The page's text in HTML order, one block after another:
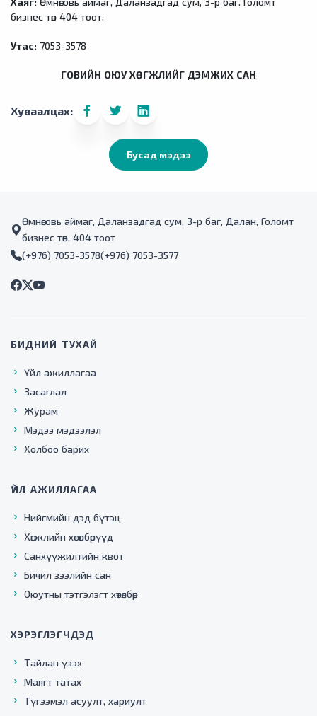
бизнес төв 404 тоот,
Утас: 7053-3578
ГОВИЙН ОЮУ ХӨГЖЛИЙГ ДЭМЖИХ САН
Хуваалцах:
Бусад мэдээ
Өмнөговь аймаг, Даланзадгад сум, 3-р баг, Далан, Голомт
бизнес төв, 404 тоот
(+976) 7053-3578(+976) 7053-3577
БИДНИЙ ТУХАЙ
Үйл ажиллагаа
Засаглал
Журам
Мэдээ мэдээлэл
Холбоо барих
ҮЙЛ АЖИЛЛАГАА
Нийгмийн дэд бүтэц
Хөгжлийн хөтөлбөрүүд
Санхүүжилтийн квот
Бичил зээлийн сан
Оюутны тэтгэлэгт хөтөлбөр
ХЭРЭГЛЭГЧДЭД
Тайлан үзэх
Маягт татах
Түгээмэл асуулт, хариулт